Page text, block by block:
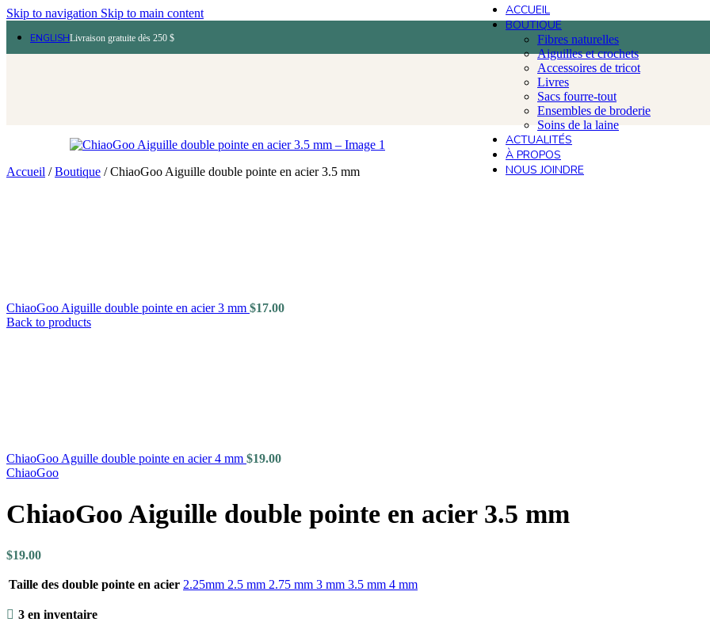
Skip to navigation Skip to main content
ENGLISHLivraison gratuite dès 250 $
ACCUEIL
BOUTIQUE
Fibres naturelles
Aiguilles et crochets
Accessoires de tricot
Livres
Sacs fourre-tout
Ensembles de broderie
Soins de la laine
ACTUALITÉS
À PROPOS
NOUS JOINDRE
Accueil /Boutique /ChiaoGoo Aiguille double pointe en acier 3.5 mm
ChiaoGoo Aiguille double pointe en acier 3 mm $17.00
Back to products
ChiaoGoo Aguille double pointe en acier 4 mm $19.00
ChiaoGoo
ChiaoGoo Aiguille double pointe en acier 3.5 mm
$19.00
Taille des double pointe en acier 2.25mm 2.5 mm 2.75 mm 3 mm 3.5 mm 4 mm
3 en inventaire